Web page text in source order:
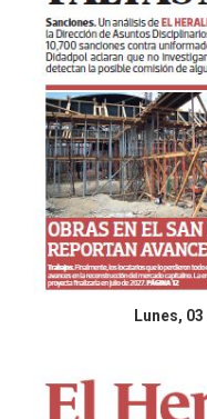
Lunes,